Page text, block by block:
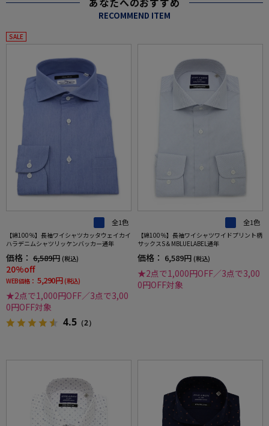
RECOMMEND ITEM
SALE
全1色
【綿100％】長袖ワイシャツカッタウェイカイ
ハラデニムシャツリッケンバッカー通年
価格： 6,589円 (税込)
20%off
WEB価格： 5,290円 (税込)
★2点で1,000円OFF／3点で3,00
0円OFF対象
4.5 （2）
全1色
【綿100％】長袖ワイシャツワイドプリント柄
サックスS＆MBLUELABEL通年
価格： 6,589円 (税込)
★2点で1,000円OFF／3点で3,00
0円OFF対象